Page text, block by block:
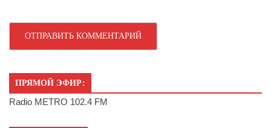
ПРЯМОЙ ЭФИР:
Radio METRO 102.4 FM